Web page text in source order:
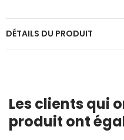
DÉTAILS DU PRODUIT
Les clients qui
produit ont